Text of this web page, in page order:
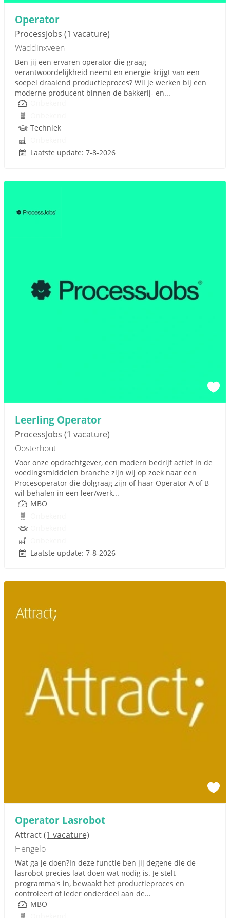
Operator
ProcessJobs (1 vacature)
Waddinxveen
Ben jij een ervaren operator die graag
verantwoordelijkheid neemt en energie krijgt van een
soepel draaiend productieproces? Wil je werken bij een
moderne producent binnen de bakkerij- en...
Techniek
Laatste update: 7-8-2026
Leerling Operator
ProcessJobs (1 vacature)
Oosterhout
Voor onze opdrachtgever, een modern bedrijf actief in de
voedingsmiddelen branche zijn wij op zoek naar een
Procesoperator die dolgraag zijn of haar Operator A of B
wil behalen in een leer/werk...
MBO
Laatste update: 7-8-2026
Operator Lasrobot
Attract(1 vacature)
Hengelo
Wat ga je doen?In deze functie ben jij degene die de
lasrobot precies laat doen wat nodig is. Je stelt
programma's in, bewaakt het productieproces en
controleert of ieder onderdeel aan de...
MBO